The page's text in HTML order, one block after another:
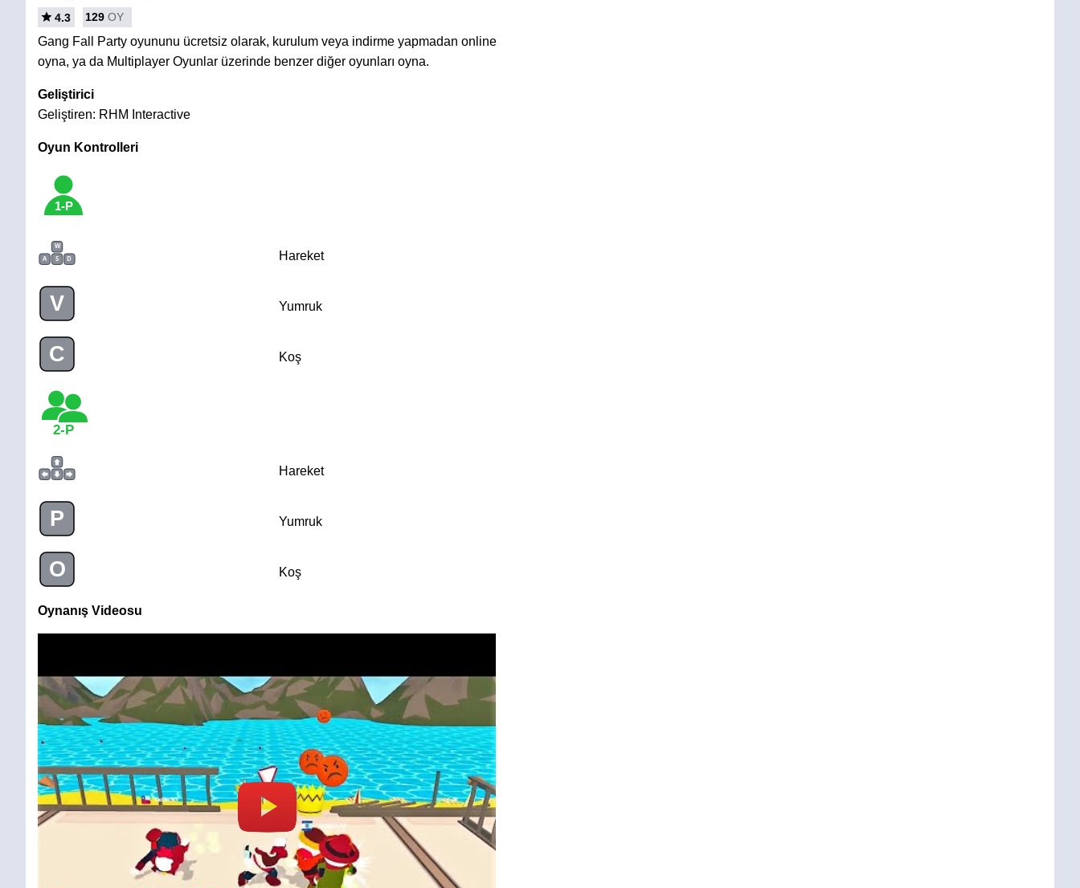
4.3 129 OY
Gang Fall Party oyununu ücretsiz olarak, kurulum veya indirme yapmadan online
oyna, ya da Multiplayer Oyunlar üzerinde benzer diğer oyunları oyna.
Geliştirici
Geliştiren: RHM Interactive
Oyun Kontrolleri
1-P
W
A
S D Hareket
V Yumruk
C Koş
2-P
Hareket
P Yumruk
O Koş
Oynanış Videosu